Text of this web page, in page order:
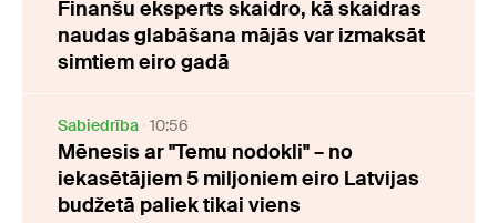
Finanšu eksperts skaidro, kā skaidras
naudas glabāšana mājās var izmaksāt
simtiem eiro gadā
Sabiedrība 10:56
Mēnesis ar "Temu nodokli" – no
iekasētājiem 5 miljoniem eiro Latvijas
budžetā paliek tikai viens